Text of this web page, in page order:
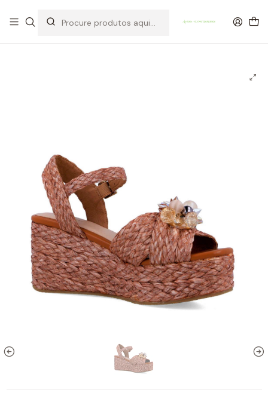
OFERTA DE PORTES DE ENVIO em compras para Portugal superiores a
80€ de artigos sem promoção